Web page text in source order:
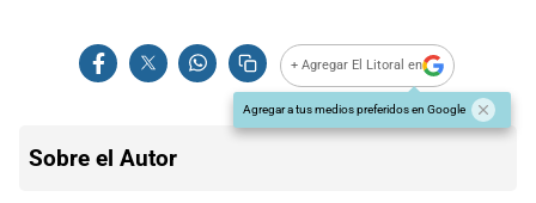
+ Agregar El Litoral en
Agregar a tus medios preferidos en Google
Sobre el Autor